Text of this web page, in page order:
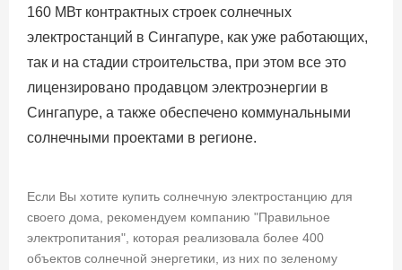
160 МВт контрактных строек солнечных
электростанций в Сингапуре, как уже работающих,
так и на стадии строительства, при этом все это
лицензировано продавцом электроэнергии в
Сингапуре, а также обеспечено коммунальными
солнечными проектами в регионе.
Если Вы хотите купить солнечную электростанцию для
своего дома, рекомендуем компанию "Правильное
электропитания", которая реализовала более 400
объектов солнечной энергетики, из них по зеленому